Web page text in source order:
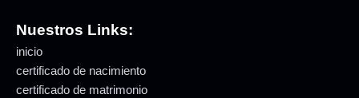
Nuestros Links:
inicio
certificado de nacimiento
certificado de matrimonio